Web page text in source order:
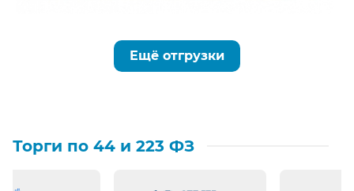
Ещё отгрузки
Торги по 44 и 223 ФЗ